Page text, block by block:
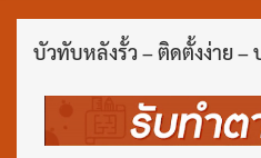
บัวทับหลังรั้ว – ติดตั้งง่าย –